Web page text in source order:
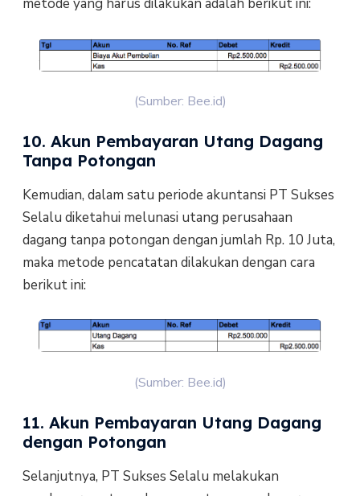
metode yang harus dilakukan adalah berikut ini:
(Sumber: Bee.id)
10. Akun Pembayaran Utang Dagang
Tanpa Potongan
Kemudian, dalam satu periode akuntansi PT Sukses
Selalu diketahui melunasi utang perusahaan
dagang tanpa potongan dengan jumlah Rp. 10 Juta,
maka metode pencatatan dilakukan dengan cara
berikut ini:
(Sumber: Bee.id)
11. Akun Pembayaran Utang Dagang
dengan Potongan
Selanjutnya, PT Sukses Selalu melakukan